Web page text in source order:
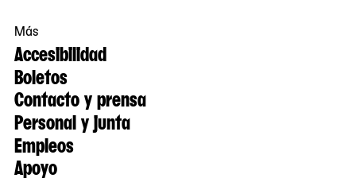
Más
Accesibilidad
Boletos
Contacto y prensa
Personal y junta
Empleos
Apoyo